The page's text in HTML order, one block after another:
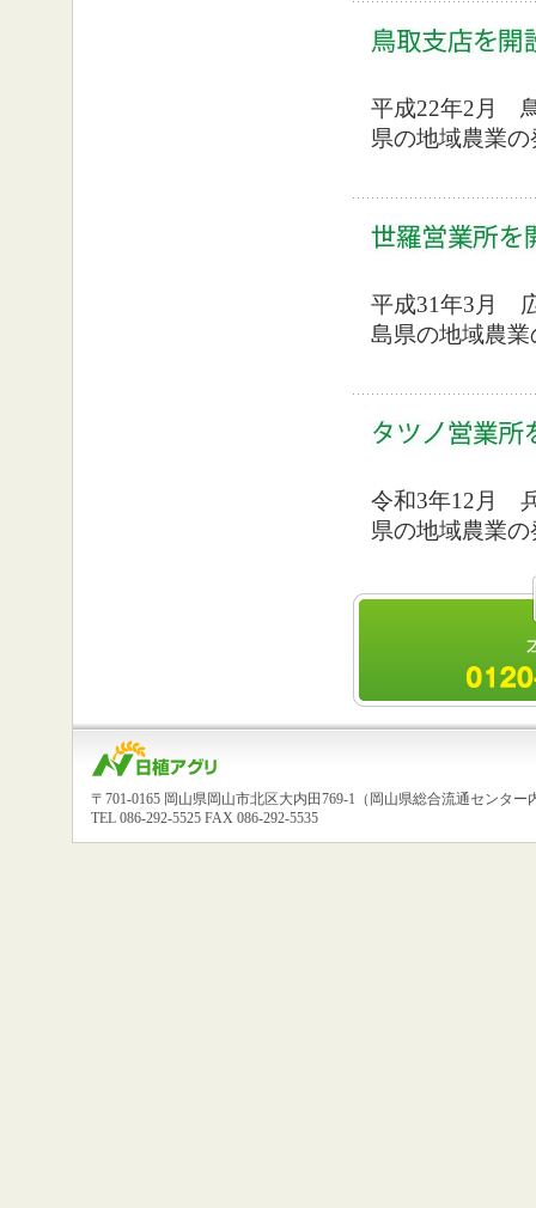
平成22年2月
県の地域農業
平成31年3月
島県の地域農
令和3年12月
県の地域農業
〒701-0165 岡山県岡山市北区大内田769-1（岡山県総合流通センター
TEL 086-292-5525 FAX 086-292-5535